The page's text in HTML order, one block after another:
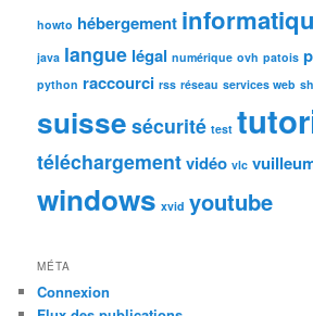
howto hébergement
java langue légal numérique ovh patois
python raccourci rss réseau services web
suisse sécurité test
téléchargementvidéo vlc
windows xvid youtube
MÉTA
Connexion